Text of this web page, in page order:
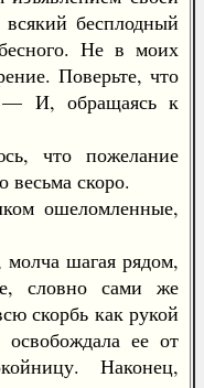
бесплодный
Не в моих
Поверьте, что
— И, обращаясь к
пожелание
весьма скоро.
ошеломленные,
шагая рядом,
словно сами же
скорбь как рукой
освобождала ее от
Наконец,